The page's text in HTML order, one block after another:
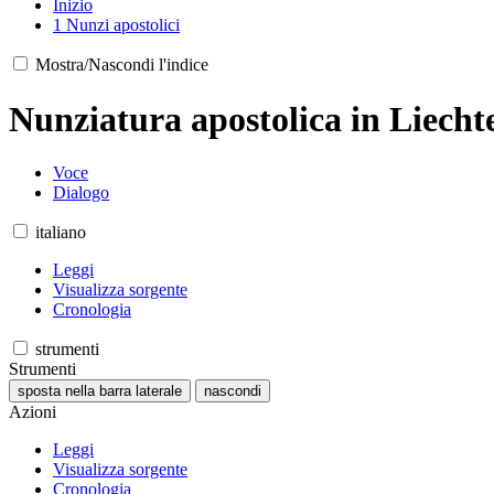
Inizio
1 Nunzi apostolici
Mostra/Nascondi l'indice
Nunziatura apostolica in
Voce
Dialogo
italiano
Leggi
Visualizza sorgente
Cronologia
strumenti
Strumenti
sposta nella barra laterale nascondi
Azioni
Leggi
Visualizza sorgente
Cronologia